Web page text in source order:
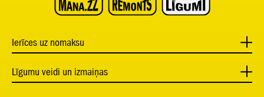
Ierīces uz nomaksu
Līgumu veidi un izmaiņas